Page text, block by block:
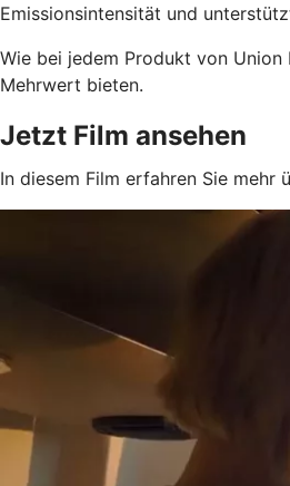
Emissionsintensität und
Wie bei jedem Produkt von
Mehrwert bieten.
Jetzt Film ansehen
In diesem Film erfahren Sie mehr